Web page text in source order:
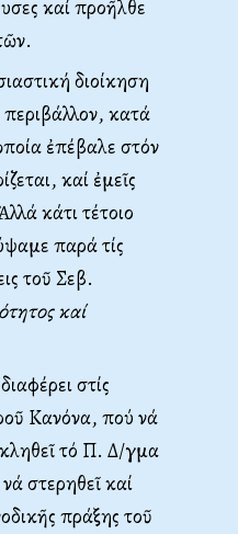
καί προῆλθε
διοίκηση
περιβάλλον, κατά
ἐπέβαλε στόν
καί ἐμεῖς
κάτι τέτοιο
παρά τίς
τοῦ Σεβ.
καί
στίς
Κανόνα, πού νά
τό Π. Δ/γμα
στερηθεῖ καί
πράξης τοῦ